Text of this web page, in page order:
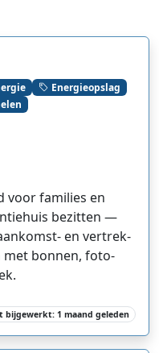
Energieopslag
voor families en
bezitten —
en vertrek-
met bonnen, foto-
bijgewerkt: 1 maand geleden